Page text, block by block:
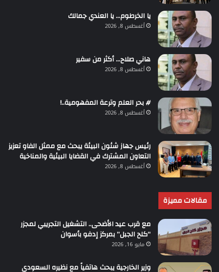
يا الخرطوم… يا العندي جمالك
أغسطس 8, 2026
هاني صلاح… أكثر من سفير
أغسطس 8, 2026
# بحر العلم وترعة المفهومية..!
أغسطس 8, 2026
رئيس جهاز شئون البيئة يبحث مع ممثل الفاو تعزيز
التعاون المشترك في القضايا البيئية والمناخية
أغسطس 8, 2026
مقالات مميزة
مع قرب عيد الأضحى.. التشغيل التجريبي لمجزر
“كلح الجبل” بمركز إدفو بأسوان
مايو 16, 2026
وزير الخارجية يبحث هاتفياً مع نظيره السعودي